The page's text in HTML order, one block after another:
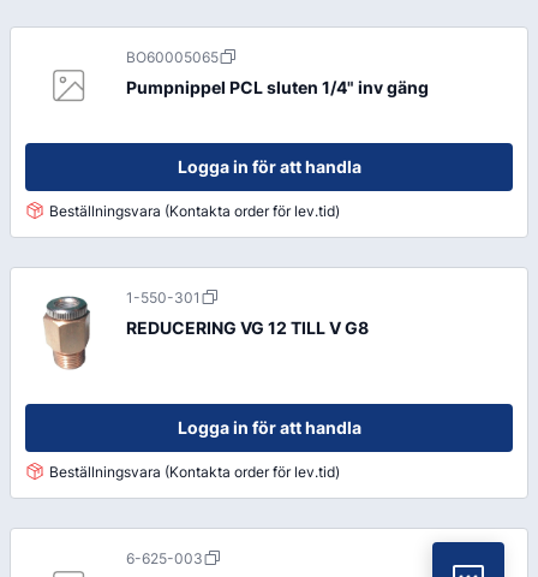
BO60005065
Pumpnippel PCL sluten 1/4" inv gäng
Logga in för att handla
Beställningsvara (Kontakta order för lev.tid)
1-550-301
REDUCERING VG 12 TILL V G8
Logga in för att handla
Beställningsvara (Kontakta order för lev.tid)
6-625-003